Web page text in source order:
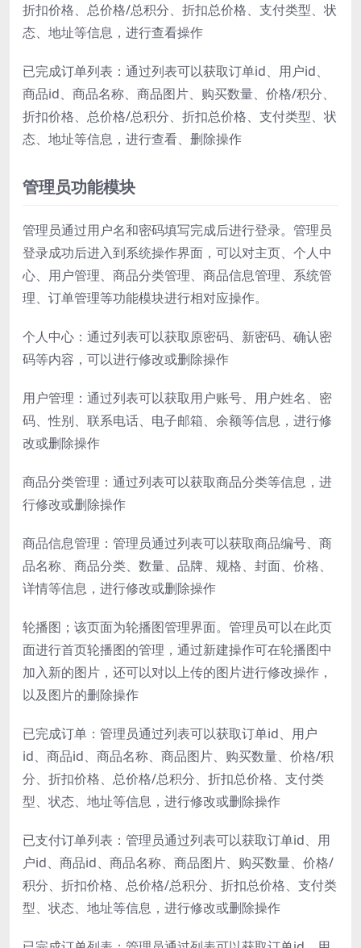
折扣价格、总价格/总积分、折扣总价格、支付类型、状
态、地址等信息，进行查看操作
已完成订单列表：通过列表可以获取订单id、用户id、
商品id、商品名称、商品图片、购买数量、价格/积分、
折扣价格、总价格/总积分、折扣总价格、支付类型、状
态、地址等信息，进行查看、删除操作
管理员功能模块
管理员通过用户名和密码填写完成后进行登录。管理员
登录成功后进入到系统操作界面，可以对主页、个人中
心、用户管理、商品分类管理、商品信息管理、系统管
理、订单管理等功能模块进行相对应操作。
个人中心：通过列表可以获取原密码、新密码、确认密
码等内容，可以进行修改或删除操作
用户管理：通过列表可以获取用户账号、用户姓名、密
码、性别、联系电话、电子邮箱、余额等信息，进行修
改或删除操作
商品分类管理：通过列表可以获取商品分类等信息，进
行修改或删除操作
商品信息管理：管理员通过列表可以获取商品编号、商
品名称、商品分类、数量、品牌、规格、封面、价格、
详情等信息，进行修改或删除操作
轮播图；该页面为轮播图管理界面。管理员可以在此页
面进行首页轮播图的管理，通过新建操作可在轮播图中
加入新的图片，还可以对以上传的图片进行修改操作，
以及图片的删除操作
已完成订单：管理员通过列表可以获取订单id、用户
id、商品id、商品名称、商品图片、购买数量、价格/积
分、折扣价格、总价格/总积分、折扣总价格、支付类
型、状态、地址等信息，进行修改或删除操作
已支付订单列表：管理员通过列表可以获取订单id、用
户id、商品id、商品名称、商品图片、购买数量、价格/
积分、折扣价格、总价格/总积分、折扣总价格、支付类
型、状态、地址等信息，进行修改或删除操作